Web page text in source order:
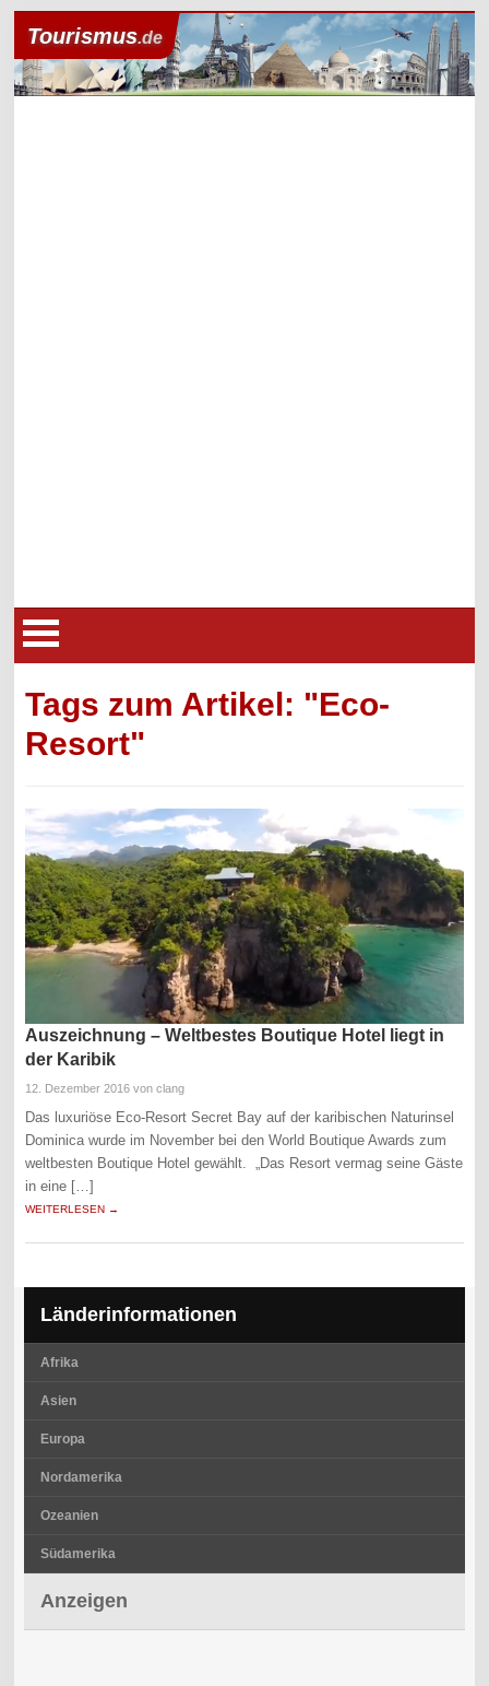
Tourismus.de
Tags zum Artikel: "Eco-
Resort"
Auszeichnung – Weltbestes Boutique Hotel liegt in
der Karibik
12. Dezember 2016 von clang
Das luxuriöse Eco-Resort Secret Bay auf der karibischen Naturinsel
Dominica wurde im November bei den World Boutique Awards zum
weltbesten Boutique Hotel gewählt. „Das Resort vermag seine Gäste
in eine […]
WEITERLESEN →
Länderinformationen
Afrika
Asien
Europa
Nordamerika
Ozeanien
Südamerika
Anzeigen